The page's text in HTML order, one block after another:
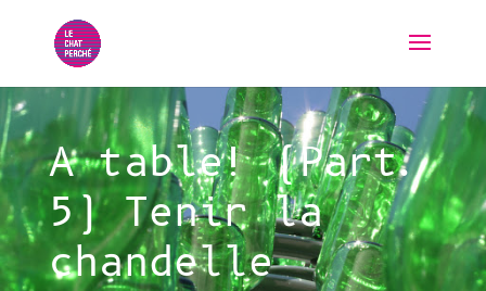
A table! (Part.
5) Tenir la
chandelle